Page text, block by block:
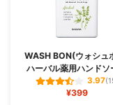
WASH BON(ウォシュ
ハーバル薬用ハンドソ
3.97
¥399